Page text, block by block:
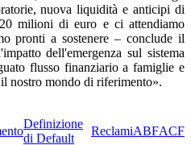
nuova liquidità e anticipi di
milioni di euro e ci attendiamo
pronti a sostenere – conclude il
dell'emergenza sul sistema
flusso finanziario a famiglie e
nostro mondo di riferimento».
Definizione
di Default
ReclamiABFACF